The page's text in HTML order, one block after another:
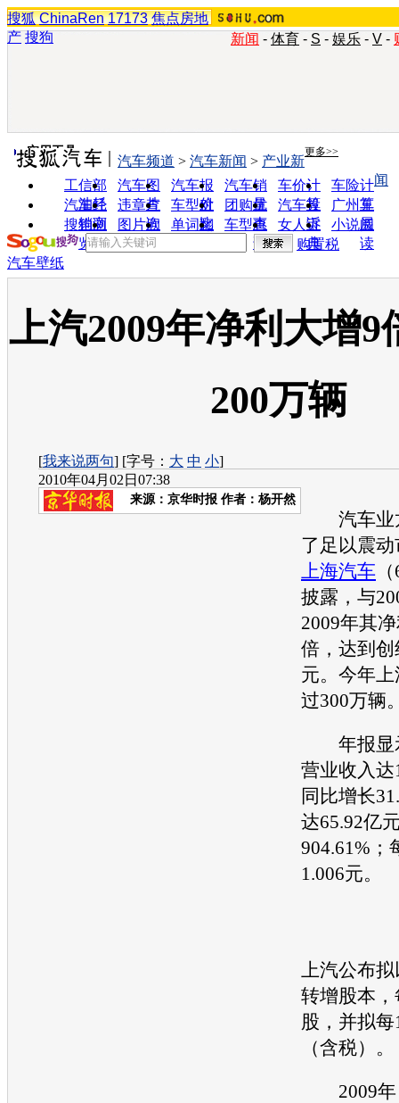
搜狐 ChinaRen 17173 焦点房地
产 搜狗 新闻 - 体育 - S - 娱乐 - V -
实用工具 更多>>
工信部
油耗
汽车图
片
汽车报
价
汽车销
量
车价计
算
车险计
算
汽车经
销商
违章查
询
车型对
比
团购优
惠
汽车投
诉
广州车
展
搜狗浏
览器
图片欣
赏
单词翻
车型查
询
女人宝
典
小说阅
读
汽车频道 > 汽车新闻 > 产业新
闻
购置税
汽车壁纸
上汽2009年净利大增9
200万辆
[我来说两句] [字号： 大 中 小]
2010年04月02日07:38
来源： 京华时报 作者：杨开然
汽车业
了足以震
上海汽车
披露，与
2009年其
倍，达到创
元。今年
过300万辆
年报显
营业收入达
同比增长
达65.92亿
904.61%；
1.006元。
上汽公布
转增股本
股，并拟
（含税）。
2009年